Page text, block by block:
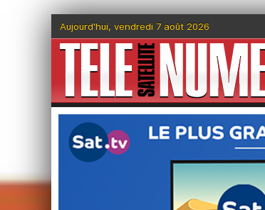
Aujourd'hui, vendredi 7 août 2026